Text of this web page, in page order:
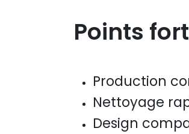
Points
Production
Nettoyage
Design